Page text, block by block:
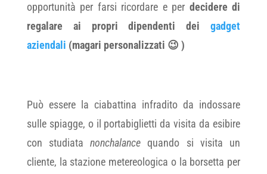
opportunità per farsi ricordare e per decidere di
regalare ai propri dipendenti deigadget
aziendali (magari personalizzati 😉 )
Può essere la ciabattina infradito da indossare
sulle spiagge, o il portabiglietti da visita da esibire
con studiatanonchalance quando si visita un
cliente, la stazione metereologica o la borsetta per